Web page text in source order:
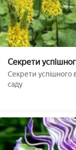
Секрети
догляд в саду
Секрети успішного
саду